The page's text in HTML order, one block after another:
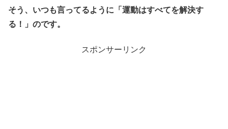
そう、いつも言ってるように「運動はすべてを解決す
る！」のです。
スポンサーリンク